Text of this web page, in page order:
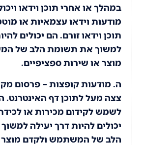
במהלך או אחרי תוכן וידאו
מודעות וידאו עצמאיות או
תוכן וידאו זורם. הם יכולים
למשוך את תשומת הלב של
מוצר או שירות ספציפיים.
ה. מודעות קופצות – פרסום
צצה מעל לתוכן דף האינטרנט.
לשמש לקידום מכירות או
יכולים להיות דרך יעילה
הלב של המשתמש ולקדם מוצר